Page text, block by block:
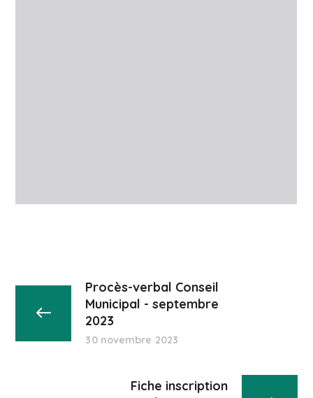
Procès-verbal Conseil
Municipal - septembre
2023
30 novembre 2023
Fiche inscription